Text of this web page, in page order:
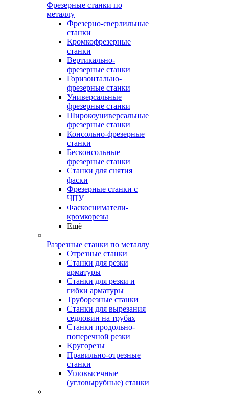
Фрезерные станки по
металлу
Фрезерно-сверлильные
станки
Кромкофрезерные
станки
Вертикально-
фрезерные станки
Горизонтально-
фрезерные станки
Универсальные
фрезерные станки
Широкоуниверсальные
фрезерные станки
Консольно-фрезерные
станки
Бесконсольные
фрезерные станки
Станки для снятия
фаски
Фрезерные станки с
ЧПУ
Фаскосниматели-
кромкорезы
Ещё
Разрезные станки по металлу
Отрезные станки
Станки для резки
арматуры
Станки для резки и
гибки арматуры
Труборезные станки
Станки для вырезания
седловин на трубаx
Станки продольно-
поперечной резки
Кругорезы
Правильно-отрезные
станки
Угловысечные
(угловырубные) станки